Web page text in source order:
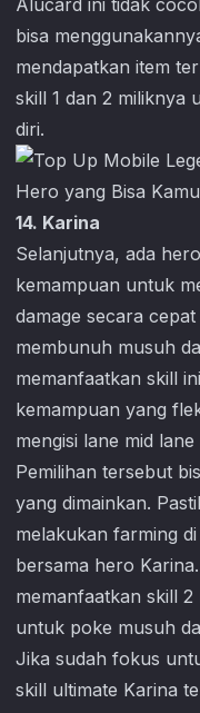
Alucard ini tidak
bisa
mendapatkan item
skill 1 dan 2 miliknya
diri.
14. Karina
Selanjutnya, ada
kemampuan untuk
damage secara
membunuh musuh
memanfaatkan skill
kemampuan yang
mengisi lane mid
Pemilihan tersebut
yang dimainkan.
melakukan farming
bersama hero
memanfaatkan skill
untuk poke musuh
Jika sudah fokus
skill ultimate Karina